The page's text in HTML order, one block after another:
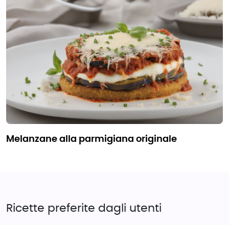
melanzane alla parmigiana originale
Ricette preferite dagli utenti